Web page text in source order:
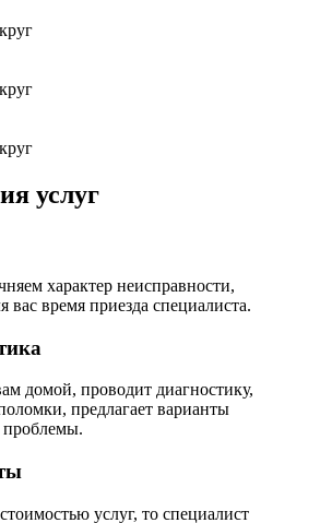
услуг
характер неисправности,
вас время приезда специалиста.
домой, проводит диагностику,
предлагает варианты
проблемы.
услуг, то специалист